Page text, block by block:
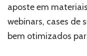
aposte em
webinars, cases de
bem otimizados